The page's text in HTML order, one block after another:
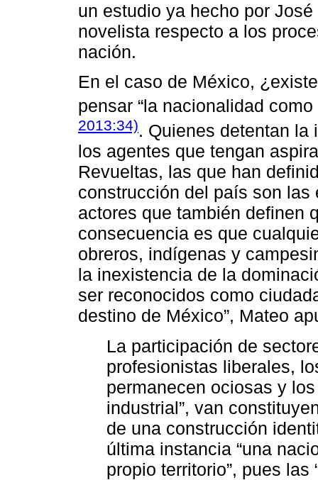
un estudio ya hecho por
novelista respecto a los
nación.
En el caso de México,
pensar “la nacionalidad
2013:34). Quienes detentan la
los agentes que tengan
Revueltas, las que han
construcción del país son
actores que también definen
consecuencia es que
obreros, indígenas y
la inexistencia de la
ser reconocidos como
destino de México”, Mateo
La participación de
profesionistas liberales,
permanecen ociosas y
industrial”, van
de una construcción
última instancia “una
propio territorio”, pues las